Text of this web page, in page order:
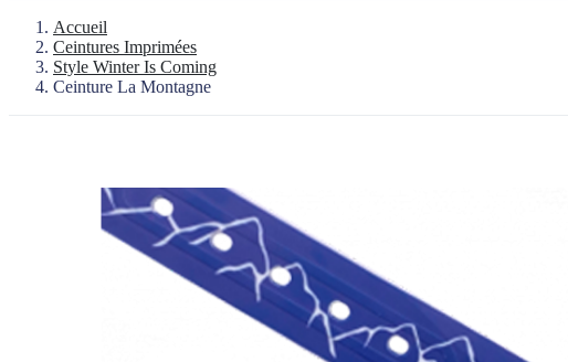
Accueil
Ceintures Imprimées
Style Winter Is Coming
Ceinture La Montagne